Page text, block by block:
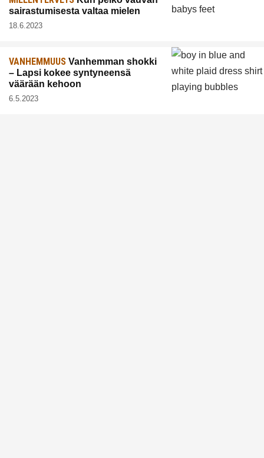
sairastumisesta valtaa mielen
18.6.2023
VANHEMMUUS Vanhemman shokki
– Lapsi kokee syntyneensä
väärään kehoon
6.5.2023